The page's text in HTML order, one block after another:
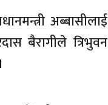
अब्बासीलाई
बैरागीले त्रिभुवन